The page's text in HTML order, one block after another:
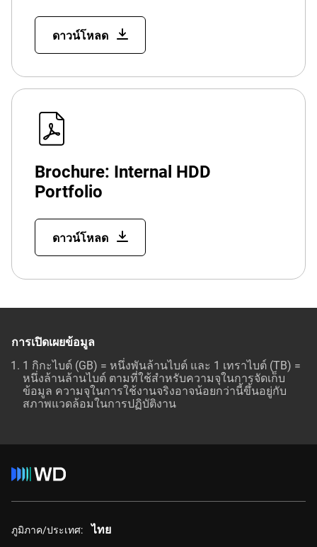
ดาวน์โหลด
Brochure: Internal HDD
Portfolio
ดาวน์โหลด
การเปิดเผยข้อมูล
1 กิกะไบต์ (GB) = หนึ่งพันล้านไบต์ และ 1 เทราไบต์ (TB) =
หนึ่งล้านล้านไบต์ ตามที่ใช้สำหรับความจุในการจัดเก็บ
ข้อมูล ความจุในการใช้งานจริงอาจน้อยกว่านี้ขึ้นอยู่กับ
สภาพแวดล้อมในการปฏิบัติงาน
ภูมิภาค/ประเทศ: ไทย